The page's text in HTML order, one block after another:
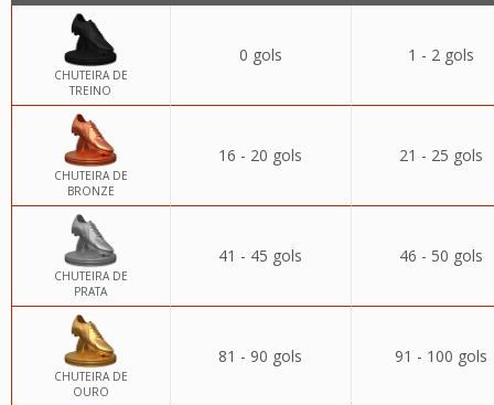
CHUTEIRA DE
TREINO
0 gols 1 - 2 gols
CHUTEIRA DE
BRONZE
16 - 20 gols 21 - 25 gols
CHUTEIRA DE
PRATA
41 - 45 gols 46 - 50 gols
CHUTEIRA DE
OURO
81 - 90 gols 91 - 100 gols